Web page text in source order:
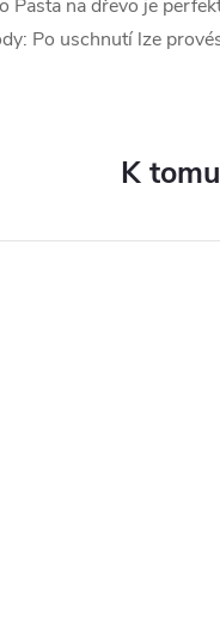
Pasta na dřevo je
Po uschnutí lze
K